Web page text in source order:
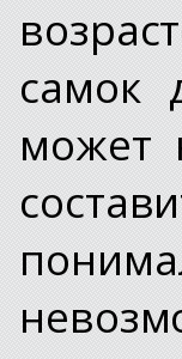
самок
может